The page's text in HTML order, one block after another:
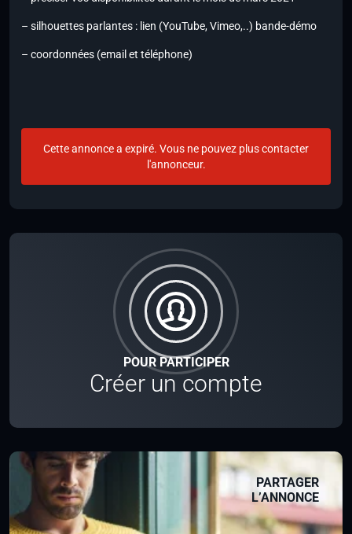
POUR PARTICIPER
Créer un compte
PARTAGER
L’ANNONCE
– silhouettes parlantes : lien (YouTube, Vimeo,..) bande-démo
– coordonnées (email et téléphone)
Cette annonce a expiré. Vous ne pouvez plus contacter
l'annonceur.